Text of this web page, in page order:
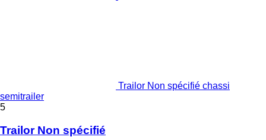
Trailor Non spécifié chassi
semitrailer
5
Trailor Non spécifié